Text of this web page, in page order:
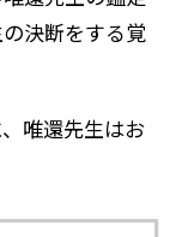
決断をする覚
唯還先生はお